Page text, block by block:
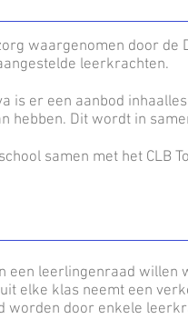
waargenomen door de
leerkrachten.
is er een aanbod
hebben. Dit wordt in
samen met het CLB
een leerlingenraad willen
elke klas neemt een
worden door enkele